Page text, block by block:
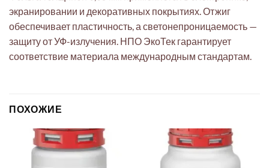
экранировании и декоративных покрытиях. Отжиг
обеспечивает пластичность, а светонепроницаемость —
защиту от УФ-излучения. НПО ЭкоТек гарантирует
соответствие материала международным стандартам.
ПОХОЖИЕ